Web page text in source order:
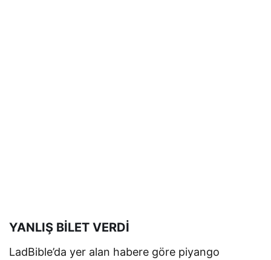
YANLIŞ BİLET VERDİ
LadBible’da yer alan habere göre piyango